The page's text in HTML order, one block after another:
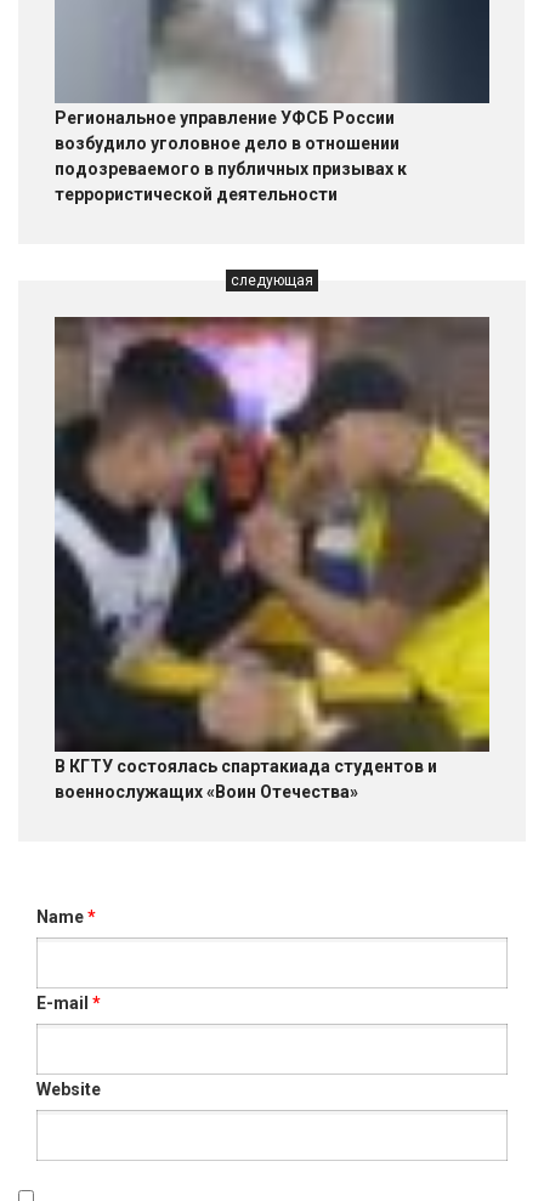
Региональное управление УФСБ России
возбудило уголовное дело в отношении
подозреваемого в публичных призывах к
террористической деятельности
следующая
В КГТУ состоялась спартакиада студентов и
военнослужащих «Воин Отечества»
Name*
E-mail *
Website